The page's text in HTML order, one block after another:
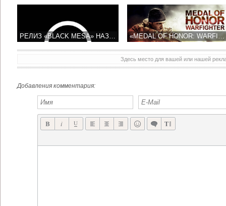
РЕЛИЗ «BLACK MESA» НАЗНАЧЕН НА СЕНТЯБРЬ «MEDAL OF HONOR: WARFIGHTER» ОБРЕЧЕН НА ПРОВАЛ
Здесь место для вашей или нашей
Добавления комментария: